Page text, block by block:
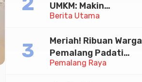
Berita Utama
UMKM: Makin
Sejahtera atau
Diskusi Paramadina
Pemalang Raya
Meriah! Ribuan Warga
Pemalang Padati
Kirab Festival Kamir